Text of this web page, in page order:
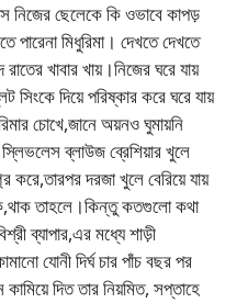
ছেলেকে কি ওভাবে কাপড়
মিধুরিমা। দেখতে দেখতে
খাবার খায়।নিজের ঘরে যায়
সিংকে দিয়ে পরিষ্কার করে ঘরে যায়
চোখে,জানে অয়নও ঘুমায়নি
ব্লাউজ ব্রেশিয়ার খুলে
দরজা খুলে বেরিয়ে যায়
তাহলে।কিন্তু কতগুলো কথা
ব্যাপার,এর মধ্যে শাড়ী
যোনী দির্ঘ চার পাঁচ বছর পর
দিত তার নিয়মিত, সপ্তাহে